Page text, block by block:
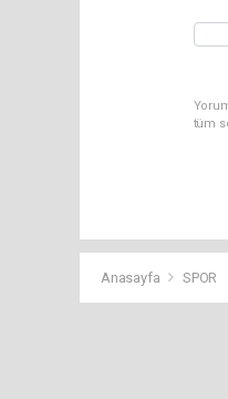
tüm
Anasayfa SPOR